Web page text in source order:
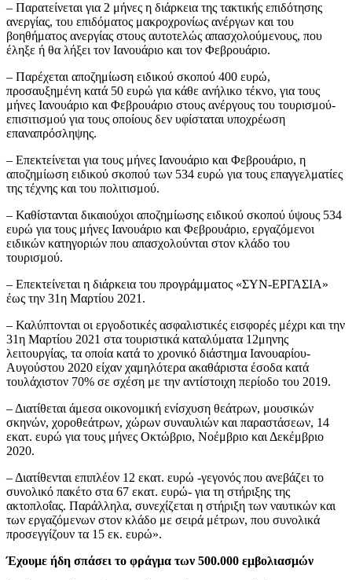
– Παρατείνεται για 2 μήνες η διάρκεια της τακτικής επιδότησης
ανεργίας, του επιδόματος μακροχρονίως ανέργων και του
βοηθήματος ανεργίας στους αυτοτελώς απασχολούμενους, που
έληξε ή θα λήξει τον Ιανουάριο και τον Φεβρουάριο.
– Παρέχεται αποζημίωση ειδικού σκοπού 400 ευρώ,
προσαυξημένη κατά 50 ευρώ για κάθε ανήλικο τέκνο, για τους
μήνες Ιανουάριο και Φεβρουάριο στους ανέργους του τουρισμού-
επισιτισμού για τους οποίους δεν υφίσταται υποχρέωση
επαναπρόσληψης.
– Επεκτείνεται για τους μήνες Ιανουάριο και Φεβρουάριο, η
αποζημίωση ειδικού σκοπού των 534 ευρώ για τους επαγγελματίες
της τέχνης και του πολιτισμού.
– Καθίστανται δικαιούχοι αποζημίωσης ειδικού σκοπού ύψους 534
ευρώ για τους μήνες Ιανουάριο και Φεβρουάριο, εργαζόμενοι
ειδικών κατηγοριών που απασχολούνται στον κλάδο του
τουρισμού.
– Επεκτείνεται η διάρκεια του προγράμματος «ΣΥΝ-ΕΡΓΑΣΙΑ»
έως την 31η Μαρτίου 2021.
– Καλύπτονται οι εργοδοτικές ασφαλιστικές εισφορές μέχρι και την
31η Μαρτίου 2021 στα τουριστικά καταλύματα 12μηνης
λειτουργίας, τα οποία κατά το χρονικό διάστημα Ιανουαρίου-
Αυγούστου 2020 είχαν χαμηλότερα ακαθάριστα έσοδα κατά
τουλάχιστον 70% σε σχέση με την αντίστοιχη περίοδο του 2019.
– Διατίθεται άμεσα οικονομική ενίσχυση θεάτρων, μουσικών
σκηνών, χοροθεάτρων, χώρων συναυλιών και παραστάσεων, 14
εκατ. ευρώ για τους μήνες Οκτώβριο, Νοέμβριο και Δεκέμβριο
2020.
– Διατίθενται επιπλέον 12 εκατ. ευρώ -γεγονός που ανεβάζει το
συνολικό πακέτο στα 67 εκατ. ευρώ- για τη στήριξης της
ακτοπλοΐας. Παράλληλα, συνεχίζεται η στήριξη των ναυτικών και
των εργαζόμενων στον κλάδο με σειρά μέτρων, που συνολικά
προσεγγίζουν τα 15 εκ. ευρώ».
Έχουμε ήδη σπάσει το φράγμα των 500.000 εμβολιασμών